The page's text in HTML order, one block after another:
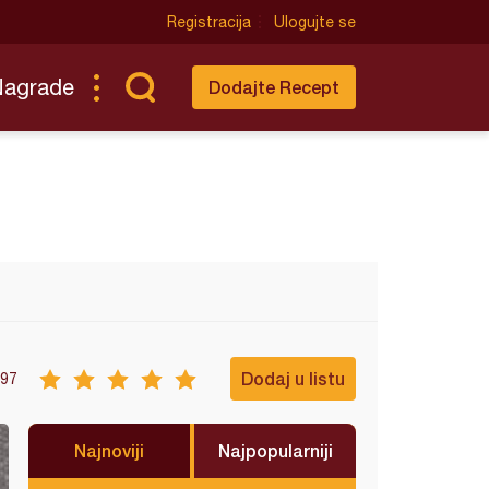
Registracija Ulogujte se
Dodajte Recept
Dodaj u listu
Najnoviji Najpopularniji